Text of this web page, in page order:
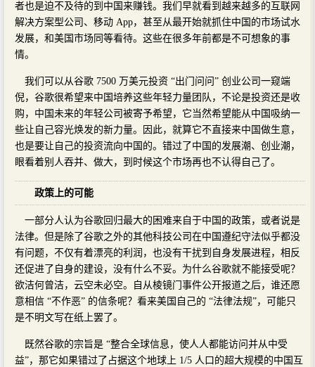
者也是迫不及待的到中国来赚钱。我们早就看到越来越多的互联网
解决方案型公司、移动 App，甚至从最开始就抓住中国的市场试水
发展，和美国市场同等看待。这些在很多年前都是不可想象的事
情。
我们可以从谷歌 7500 万美元投资 “出门问问” 创业公司一窥端
倪，谷歌很希望来中国培养这些年轻力量团队，不论是投资还是收
购，中国未来的年轻公司被寄予希望，它当然希望能从中国吸纳一
些让自己容光焕发的新力量。因此，就算它不直接来中国做生意，
也是要让自己的投资流向中国的。错过了中国的发展潮、创业潮，
眼看着别人吞并、做大，到时候这个市场再也不认得自己了。
政策上的可能
一部分人认为谷歌回归最大的困难来自于中国的政策，或者说是
法律。但是除了谷歌之外的其他科技公司在中国遵纪守法似乎都没
有问题，不仅有着漂亮的利润，也没有干扰到自身发展进程，相反
还促进了自身的建设，没有什么不妥。为什么谷歌就不能接受呢？
欲洁何曾洁，云空未必空。自从棱镜门事件公开报道之后，谁还愿
意相信 “不作恶” 的信条呢？看来美国自己的 “法律法规”，可能只
是不明文写在纸上罢了。
既然谷歌的宗旨是 “整合全球信息，使人人都能访问并从中受
益”，那它如果错过了占据这个地球上 1/5 人口的超大规模的中国互